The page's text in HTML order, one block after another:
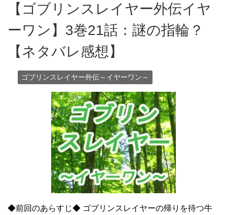
【ゴブリンスレイヤー外伝イヤ
ーワン】3巻21話：謎の指輪？
【ネタバレ感想】
ゴブリンスレイヤー外伝～イヤーワン～
◆前回のあらすじ◆ ゴブリンスレイヤーの帰りを待つ牛